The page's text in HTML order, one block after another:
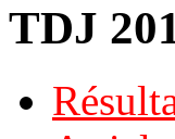
TDJ